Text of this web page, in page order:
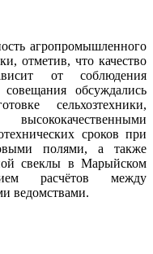
агропромышленного
отметив, что качество
от соблюдения
обсуждались
сельхозтехники,
сроков при
полями, а также
свеклы в Марыйском
расчётов между
ведомствами.